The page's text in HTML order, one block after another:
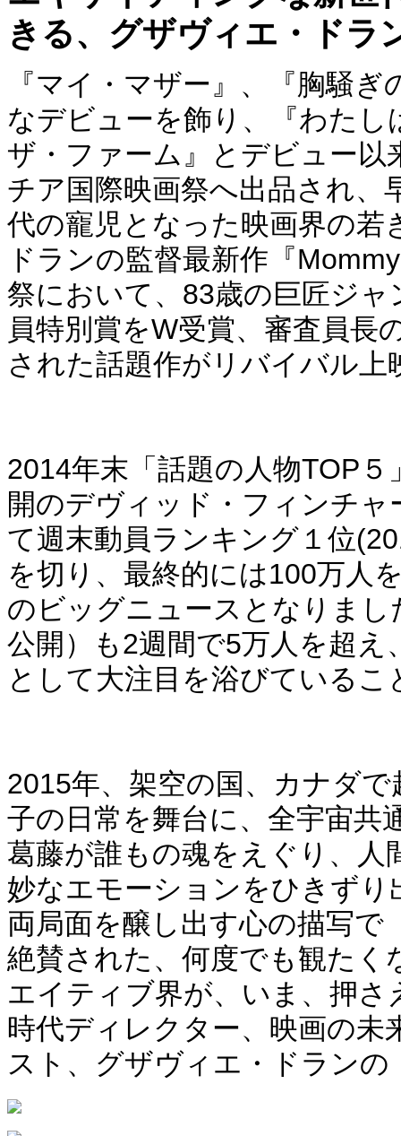
きる、グザヴィエ・ドラ
『マイ・マザー』、『胸騒
なデビューを飾り、『わた
ザ・ファーム』とデビュー以
チア国際映画祭へ出品され、
代の寵児となった映画界の若
ドランの監督最新作『
祭において、83歳の巨匠ジ
員特別賞をW受賞、審査員長
された話題作がリバイバル上
2014年末「話題の人物TOP
開のデヴィッド・フィンチ
て週末動員ランキング１位
を切り、最終的には100万人
のビッグニュースとなりま
公開）も2週間で5万人を超
として大注目を浴びている
2015年、架空の国、カナダ
子の日常を舞台に、全宇宙共
葛藤が誰もの魂をえぐり、人
妙なエモーションをひきず
両局面を醸し出す心の描写
絶賛された、何度でも観たく
エイティブ界が、いま、押
時代ディレクター、映画の
スト、グザヴィエ・ドランの